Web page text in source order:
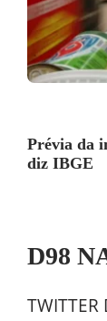
Prévia da
diz IBGE
D98